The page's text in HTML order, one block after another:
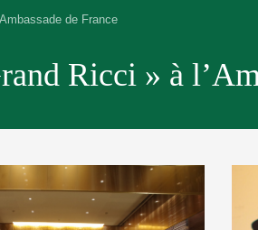
de France
Ricci » à